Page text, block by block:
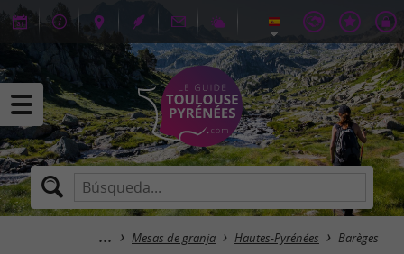
Mesas de granja Hautes-Pyrénées Barèges